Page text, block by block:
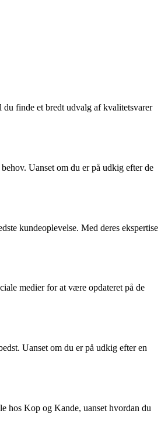
finde et bredt udvalg af kvalitetsvarer
Uanset om du er på udkig efter de
kundeoplevelse. Med deres ekspertise
medier for at være opdateret på de
Uanset om du er på udkig efter en
hos Kop og Kande, uanset hvordan du